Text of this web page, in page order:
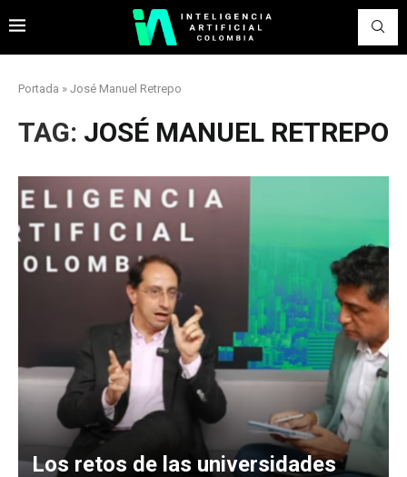
Portada » José Manuel Retrepo
TAG: JOSÉ MANUEL RETREPO
Los retos de las universidades